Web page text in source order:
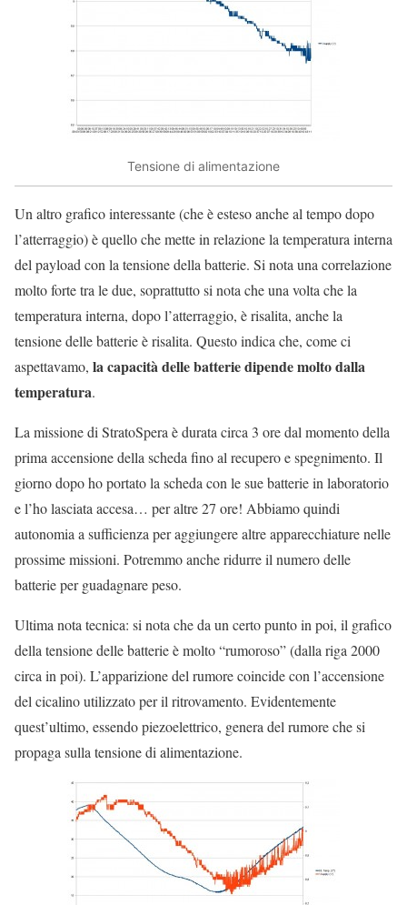
Tensione di alimentazione
Un altro grafico interessante (che è esteso anche al tempo dopo
l’atterraggio) è quello che mette in relazione la temperatura interna
del payload con la tensione della batterie. Si nota una correlazione
molto forte tra le due, soprattutto si nota che una volta che la
temperatura interna, dopo l’atterraggio, è risalita, anche la
tensione delle batterie è risalita. Questo indica che, come ci
aspettavamo, la capacità delle batterie dipende molto dalla
temperatura.
La missione di StratoSpera è durata circa 3 ore dal momento della
prima accensione della scheda fino al recupero e spegnimento. Il
giorno dopo ho portato la scheda con le sue batterie in laboratorio
e l’ho lasciata accesa… per altre 27 ore! Abbiamo quindi
autonomia a sufficienza per aggiungere altre apparecchiature nelle
prossime missioni. Potremmo anche ridurre il numero delle
batterie per guadagnare peso.
Ultima nota tecnica: si nota che da un certo punto in poi, il grafico
della tensione delle batterie è molto “rumoroso” (dalla riga 2000
circa in poi). L’apparizione del rumore coincide con l’accensione
del cicalino utilizzato per il ritrovamento. Evidentemente
quest’ultimo, essendo piezoelettrico, genera del rumore che si
propaga sulla tensione di alimentazione.